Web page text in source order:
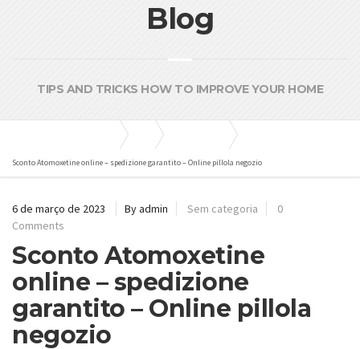
Blog
TIPS AND TRICKS HOW TO IMPROVE YOUR HOME
Sconto Atomoxetine online – spedizione garantito – Online pillola negozio
6 de março de 2023 By admin Sem categoria
0
Comments
Sconto Atomoxetine
online – spedizione
garantito – Online pillola
negozio